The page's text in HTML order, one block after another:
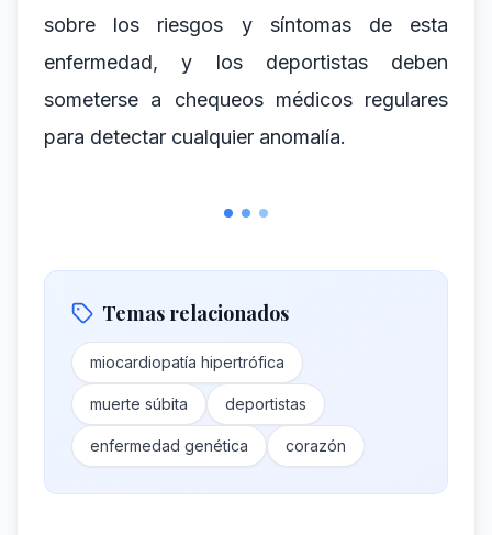
sobre los riesgos y síntomas de esta
enfermedad, y los deportistas deben
someterse a chequeos médicos regulares
para detectar cualquier anomalía.
Temas relacionados
miocardiopatía hipertrófica
muerte súbita deportistas
enfermedad genética corazón